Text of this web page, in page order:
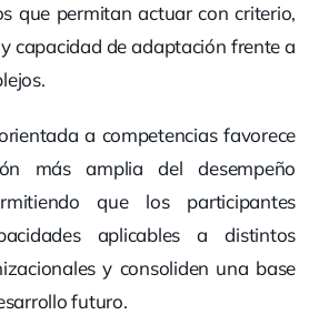
que permitan actuar con criterio,
capacidad de adaptación frente a
a competencias favorece
más amplia del desempeño
que los participantes
aplicables a distintos
y consoliden una base
futuro.